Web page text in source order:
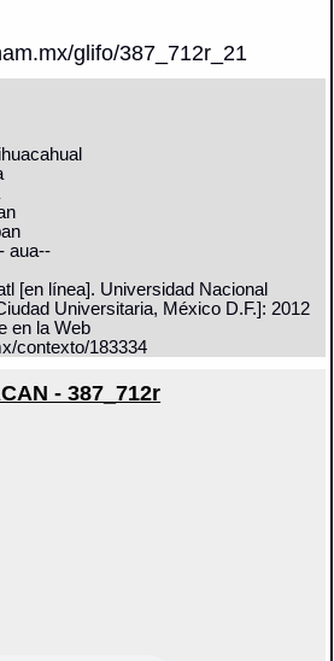
glifo/387_712r_21
aua--
[en línea]. Universidad Nacional
Universitaria, México D.F.]: 2012
en la Web
contexto/183334
- 387_712r